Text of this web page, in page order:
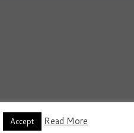
Accept Read More